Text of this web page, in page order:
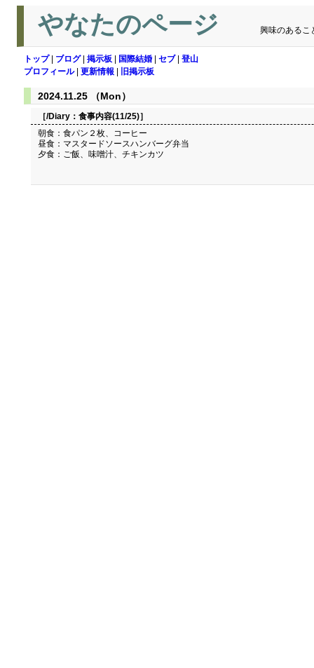
やなたのページ 興味のあるこ
トップ| ブログ| 掲示板 国際結婚 セブ| 登山
プロフィール| 更新情報 旧掲示板
2024.11.25 （Mon）
［/Diary： 食事内容(11/25)］
朝食：食パン２枚、コーヒー
昼食：マスタードソースハンバーグ弁当
夕食：ご飯、味噌汁、チキンカツ